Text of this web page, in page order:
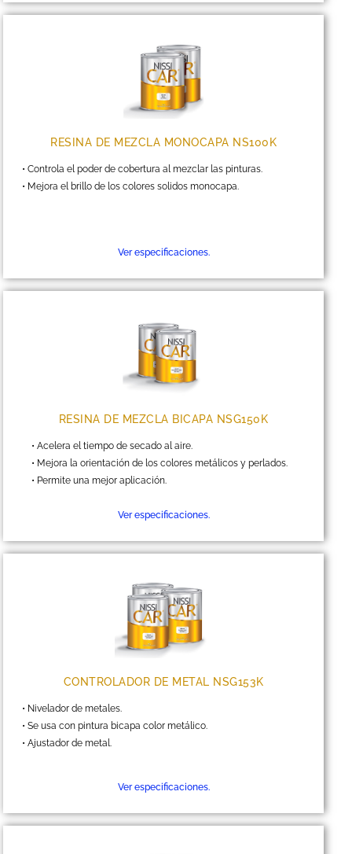
RESINA DE MEZCLA MONOCAPA NS100K
• Controla el poder de cobertura al mezclar las pinturas.
• Mejora el brillo de los colores solidos monocapa.
Ver especificaciones.
RESINA DE MEZCLA BICAPA NSG150K
• Acelera el tiempo de secado al aire.
• Mejora la orientación de los colores metálicos y perlados.
• Permite una mejor aplicación.
Ver especificaciones.
CONTROLADOR DE METAL NSG153K
• Nivelador de metales.
• Se usa con pintura bicapa color metálico.
• Ajustador de metal.
Ver especificaciones.